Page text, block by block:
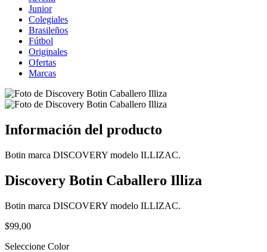
Junior
Colegiales
Brasileños
Fútbol
Originales
Ofertas
Marcas
Información del producto
Botin marca DISCOVERY modelo ILLIZAC.
Discovery Botin Caballero Illiza
Botin marca DISCOVERY modelo ILLIZAC.
$99,00
Seleccione Color